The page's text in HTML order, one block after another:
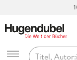
Hugendubel